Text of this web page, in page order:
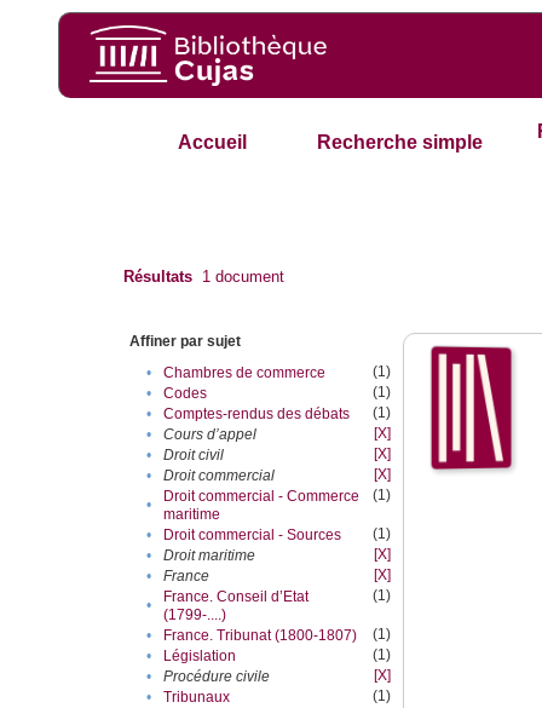
Accueil Recherche simple
Résultats 1 document
Affiner par sujet
•
Chambres de commerce
(1)
•
Codes
(1)
•
Comptes-rendus des débats
(1)
•
Cours d’appel
[X]
•
Droit civil
[X]
•
Droit commercial
[X]
•
Droit commercial - Commerce
maritime
(1)
• Droit commercial - Sources
(1)
•
Droit maritime
[X]
•
France
[X]
•
France. Conseil d’Etat
(1799-....)
(1)
• France. Tribunat (1800-1807)
(1)
•
Législation
(1)
•
Procédure civile
[X]
•
Tribunaux
(1)